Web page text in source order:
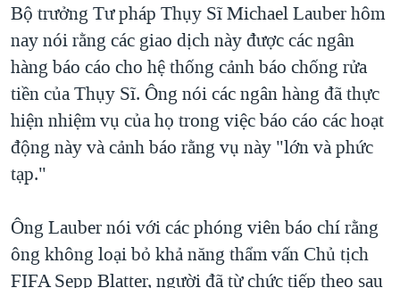
TRỊNH VĨNH BÌNH VS. CHÍNH PHỦ VIỆT NAM
NGƯ DÂN VIỆT VÀ LÀN SÓNG TRỘM HẢI SÂM
BÊN KIA QUỐC LỘ: TIẾNG VỌNG TỪ NÔNG THÔN MỸ
QUAN HỆ VIỆT MỸ
Bộ trưởng Tư pháp Thụy Sĩ Michael Lauber hôm
nay nói rằng các giao dịch này được các ngân
hàng báo cáo cho hệ thống cảnh báo chống rửa
tiền của Thụy Sĩ. Ông nói các ngân hàng đã thực
hiện nhiệm vụ của họ trong việc báo cáo các hoạt
động này và cảnh báo rằng vụ này "lớn và phức
tạp."
Ông Lauber nói với các phóng viên báo chí rằng
ông không loại bỏ khả năng thẩm vấn Chủ tịch
FIFA Sepp Blatter, người đã từ chức tiếp theo sau